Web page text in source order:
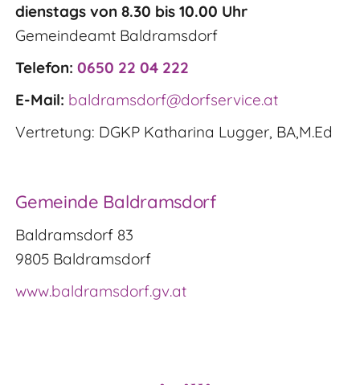
dienstags von 8.30 bis 10.00 Uhr
Gemeindeamt Baldramsdorf
Telefon: 0650 22 04 222
E-Mail: baldramsdorf@dorfservice.at
Vertretung: DGKP Katharina Lugger, BA,M.Ed
Gemeinde Baldramsdorf
Baldramsdorf 83
9805 Baldramsdorf
www.baldramsdorf.gv.at